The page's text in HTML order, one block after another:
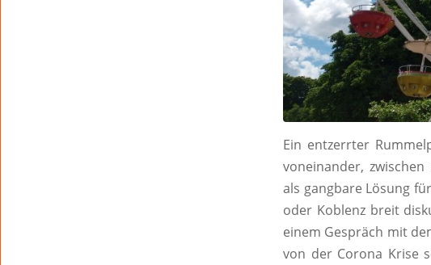
Ein entzerrter
voneinander,
als gangbare Lösung
oder Koblenz breit
einem Gespräch mit
von der Corona Krise